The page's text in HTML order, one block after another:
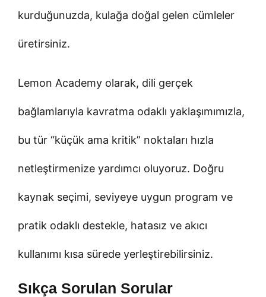
kurduğunuzda, kulağa doğal gelen cümleler
üretirsiniz.
Lemon Academy olarak, dili gerçek
bağlamlarıyla kavratma odaklı yaklaşımımızla,
bu tür “küçük ama kritik” noktaları hızla
netleştirmenize yardımcı oluyoruz. Doğru
kaynak seçimi, seviyeye uygun program ve
pratik odaklı destekle, hatasız ve akıcı
kullanımı kısa sürede yerleştirebilirsiniz.
Sıkça Sorulan Sorular